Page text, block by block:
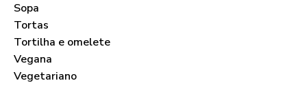
Sopa
Tortas
Tortilha e omelete
Vegana
Vegetariano